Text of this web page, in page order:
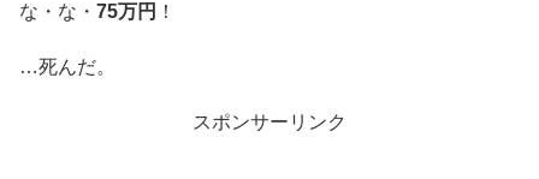
な・な・ 75万円 ！
…死んだ。
スポンサーリンク